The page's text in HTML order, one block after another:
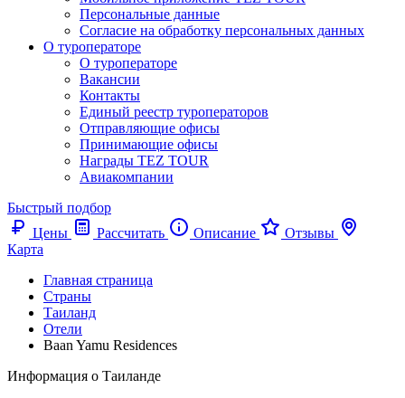
Персональные данные
Согласие на обработку персональных данных
О туроператоре
О туроператоре
Вакансии
Контакты
Единый реестр туроператоров
Отправляющие офисы
Принимающие офисы
Награды TEZ TOUR
Авиакомпании
Быстрый подбор
Цены
Рассчитать Описание
Отзывы
Карта
Главная страница
Cтраны
Таиланд
Отели
Baan Yamu Residences
Информация о Таиланде